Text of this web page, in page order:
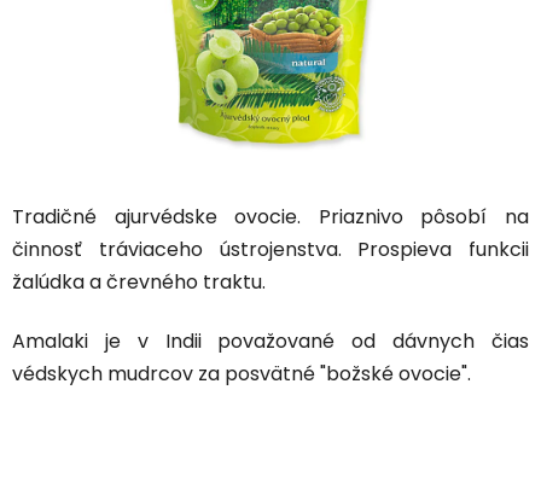
Tradičné ajurvédske ovocie. Priaznivo pôsobí na
činnosť tráviaceho ústrojenstva. Prospieva funkcii
žalúdka a črevného traktu.
Amalaki je v Indii považované od dávnych čias
védskych mudrcov za posvätné "božské ovocie".